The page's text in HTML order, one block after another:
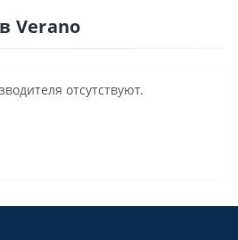
Verano
отсутствуют.